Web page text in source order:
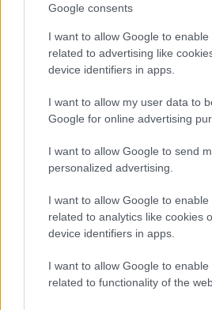
Google consents
I want to allow Google to enable
related to advertising like
device identifiers in apps.
I want to allow my user data to
Google for online advertising
I want to allow Google to send
personalized advertising.
I want to allow Google to enable
related to analytics like cookies
device identifiers in apps.
I want to allow Google to enable
related to functionality of the
Ingatlanvadászok vevője
Judit és Gábor Verőcén mutattak
Ingatlanvadászok vevőinek. Péter
végig a látványosan kialakított